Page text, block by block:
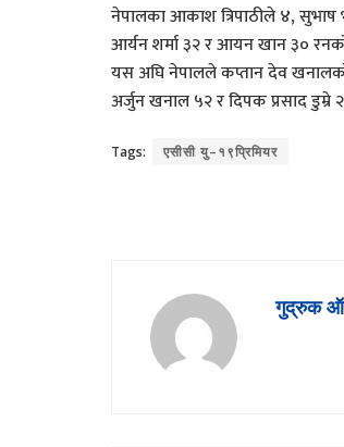
नेपालका आकाश त्रिपाठीले ४,
आर्यन शर्मा ३२ र आयन खान ३०
यस अघि नेपालले कप्तान देव
अर्जुन खनाल ५२ र दिपक प्रसाद
Tags: एसीसी यु–१९प्रिमियर
गुद्रुक